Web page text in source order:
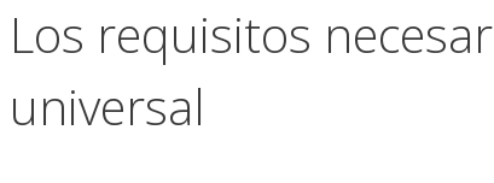
Los requisitos
universal